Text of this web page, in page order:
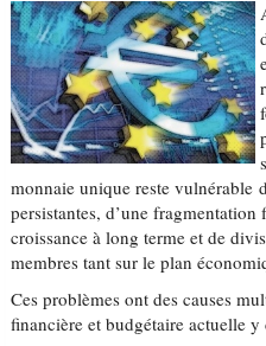
monnaie unique reste vulnérable
persistantes, d’une
croissance à long terme et de
membres tant sur le plan
Ces problèmes ont des causes
financière et budgétaire actuelle